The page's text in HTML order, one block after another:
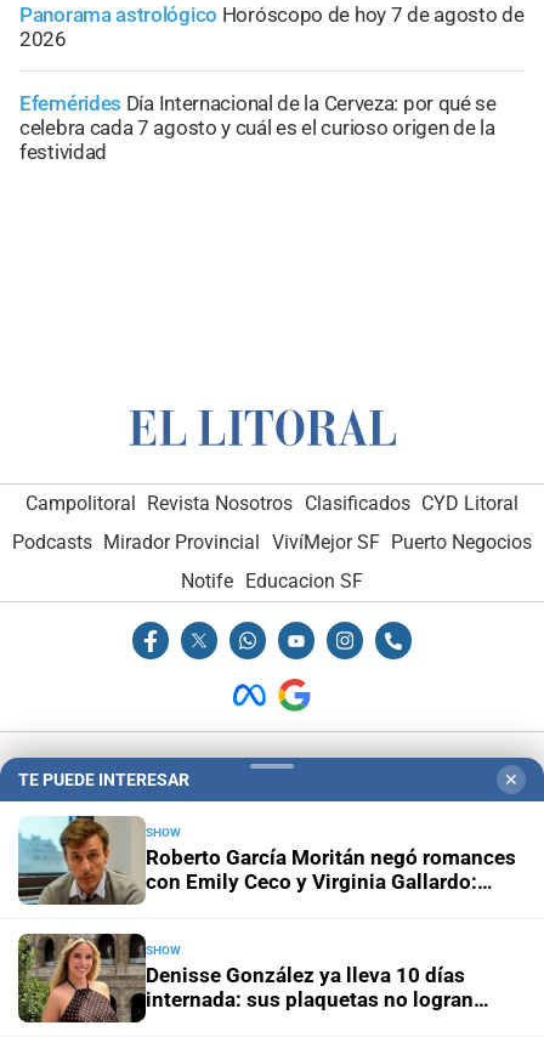
Panorama astrológico Horóscopo de hoy 7 de agosto de
2026
Efemérides Día Internacional de la Cerveza: por qué se
celebra cada 7 agosto y cuál es el curioso origen de la
festividad
Campolitoral Revista Nosotros Clasificados CYD Litoral
Podcasts Mirador Provincial VivíMejor SF Puerto Negocios
Notife
Educacion SF
Hemeroteca Digital (1930-1979) Receptorías de avisos-
Administración y Publicidad-Elementos institucionales-
Opcionales con El Litoral
TE PUEDE INTERESAR ✕
SHOW
Roberto García Moritán negó romances
con Emily Ceco y Virginia Gallardo:
SHOW
Denisse González ya lleva 10 días
internada: sus plaquetas no logran